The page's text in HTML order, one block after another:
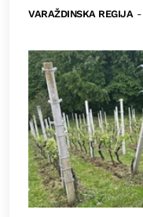
VARAŽDINSKA REGIJA -